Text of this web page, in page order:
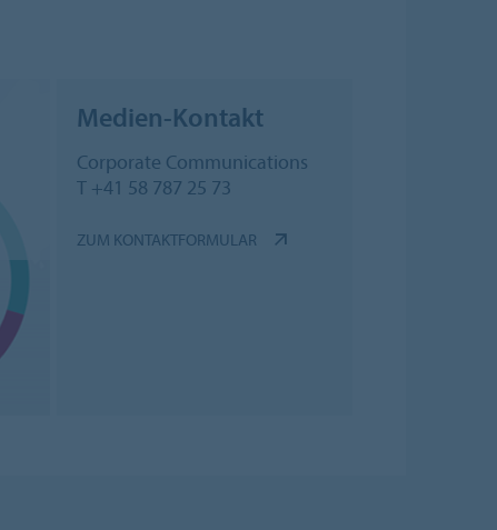
Medien-Kontakt
Corporate Communications
T +41 58 787 25 73
ZUM KONTAKTFORMULAR